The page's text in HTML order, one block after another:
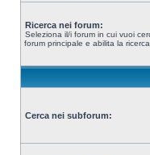
Ricerca nei forum:
Seleziona il/i forum in cui vuoi
forum principale e abilita la ricerca.
Cerca nei subforum: